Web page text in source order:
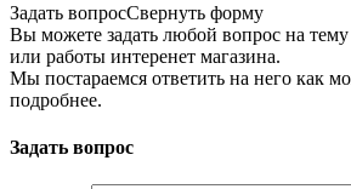
Задать вопросСвернуть форму
Вы можете задать любой вопрос на
или работы интеренет магазина.
Мы постараемся ответить на него как
подробнее.
Задать вопрос